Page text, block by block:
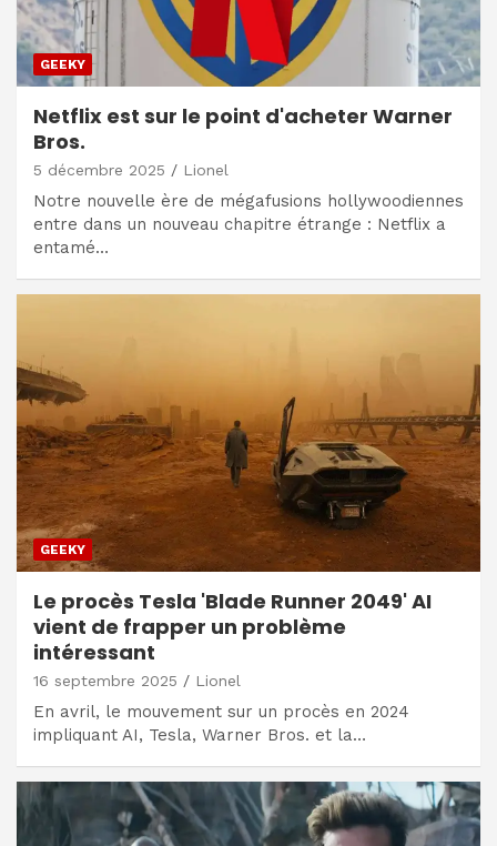
GEEKY
Netflix est sur le point d'acheter Warner
Bros.
5 décembre 2025 Lionel
Notre nouvelle ère de mégafusions hollywoodiennes
entre dans un nouveau chapitre étrange : Netflix a
entamé…
GEEKY
Le procès Tesla 'Blade Runner 2049' AI
vient de frapper un problème
intéressant
16 septembre 2025 Lionel
En avril, le mouvement sur un procès en 2024
impliquant AI, Tesla, Warner Bros. et la…